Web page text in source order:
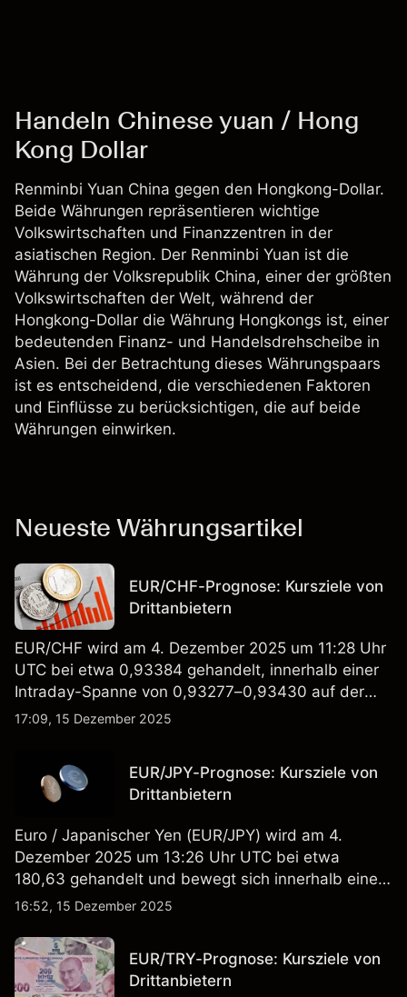
Handeln Chinese yuan / Hong
Kong Dollar
Renminbi Yuan China gegen den Hongkong-Dollar.
Beide Währungen repräsentieren wichtige
Volkswirtschaften und Finanzzentren in der
asiatischen Region. Der Renminbi Yuan ist die
Währung der Volksrepublik China, einer der größten
Volkswirtschaften der Welt, während der
Hongkong-Dollar die Währung Hongkongs ist, einer
bedeutenden Finanz- und Handelsdrehscheibe in
Asien. Bei der Betrachtung dieses Währungspaars
ist es entscheidend, die verschiedenen Faktoren
und Einflüsse zu berücksichtigen, die auf beide
Währungen einwirken.
Neueste Währungsartikel
EUR/CHF-Prognose: Kursziele von
Drittanbietern
EUR/CHF wird am 4. Dezember 2025 um 11:28 Uhr
UTC bei etwa 0,93384 gehandelt, innerhalb einer
Intraday-Spanne von 0,93277–0,93430 auf der
Capital.com-Plattform.
17:09, 15 Dezember 2025
EUR/JPY-Prognose: Kursziele von
Drittanbietern
Euro / Japanischer Yen (EUR/JPY) wird am 4.
Dezember 2025 um 13:26 Uhr UTC bei etwa
180,63 gehandelt und bewegt sich innerhalb einer
Intraday-Spanne von 180,46–181,36 im Forex-CFD-
16:52, 15 Dezember 2025
EUR/TRY-Prognose: Kursziele von
Drittanbietern